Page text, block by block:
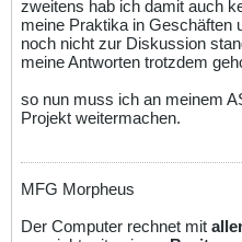
zweitens hab ich damit auch
meine Praktika in Geschäften
noch nicht zur Diskussion
meine Antworten trotzdem
so nun muss ich an meinem
Projekt weitermachen.
MFG Morpheus
Der Computer rechnet mit